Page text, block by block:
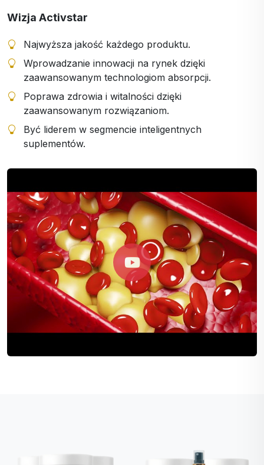
Wizja Activstar
Najwyższa jakość każdego produktu.
Wprowadzanie innowacji na rynek dzięki
zaawansowanym technologiom absorpcji.
Poprawa zdrowia i witalności dzięki
zaawansowanym rozwiązaniom.
Być liderem w segmencie inteligentnych
suplementów.